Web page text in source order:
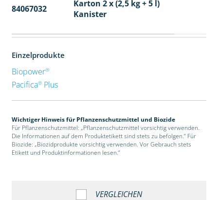
84067032
Karton 2 x (2,5 kg + 5 l)
Kanister
Einzelprodukte
Biopower®
Pacifica®Plus
Wichtiger Hinweis für Pflanzenschutzmittel und Biozide
Für Pflanzenschutzmittel: „Pflanzenschutzmittel vorsichtig verwenden.
Die Informationen auf dem Produktetikett sind stets zu befolgen.“ Für
Biozide: „Biozidprodukte vorsichtig verwenden. Vor Gebrauch stets
Etikett und Produktinformationen lesen.“
VERGLEICHEN